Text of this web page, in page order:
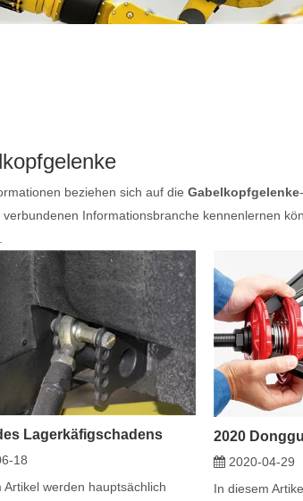
beziehen sich auf die Gabelkopfgelenke
Informationsbranche kennenlernen
Lagerkäfigschadens
18
Artikel werden hauptsächlich
2020-04-29
In diesem